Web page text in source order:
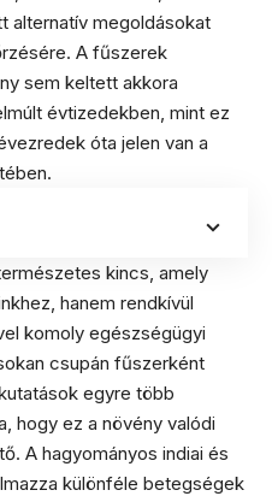
alternatív megoldásokat
A fűszerek
sem keltett akkora
évtizedekben, mint ez
óta jelen van a
kincs, amely
hanem rendkívül
komoly egészségügyi
csupán fűszerként
egyre több
hogy ez a növény valódi
A hagyományos indiai és
különféle betegségek